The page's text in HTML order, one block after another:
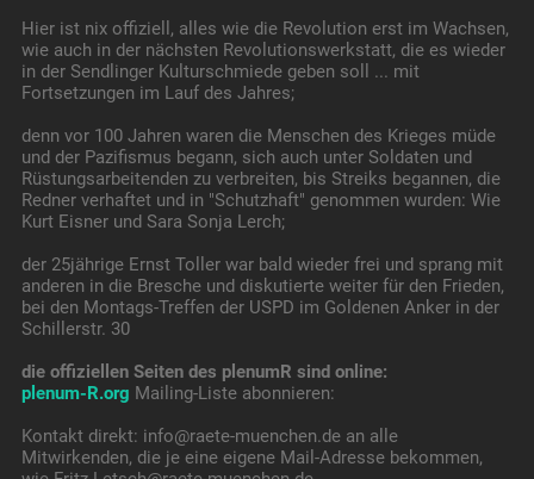
Hier ist nix offiziell, alles wie die Revolution erst im Wachsen,
wie auch in der nächsten Revolutionswerkstatt, die es wieder
in der Sendlinger Kulturschmiede geben soll ... mit
Fortsetzungen im Lauf des Jahres;
denn vor 100 Jahren waren die Menschen des Krieges müde
und der Pazifismus begann, sich auch unter Soldaten und
Rüstungsarbeitenden zu verbreiten, bis Streiks begannen, die
Redner verhaftet und in "Schutzhaft" genommen wurden: Wie
Kurt Eisner und Sara Sonja Lerch;
der 25jährige Ernst Toller war bald wieder frei und sprang mit
anderen in die Bresche und diskutierte weiter für den Frieden,
bei den Montags-Treffen der USPD im Goldenen Anker in der
Schillerstr. 30
die offiziellen Seiten des plenumR sind online:
plenum-R.org Mailing-Liste abonnieren:
Kontakt direkt: info@raete-muenchen.de an alle
Mitwirkenden, die je eine eigene Mail-Adresse bekommen,